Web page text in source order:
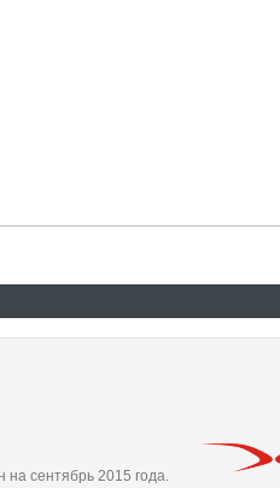
сентябрь 2015 года.